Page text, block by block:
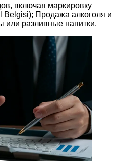
включая маркировку
Belgisi); Продажа алкоголя и
или разливные напитки.